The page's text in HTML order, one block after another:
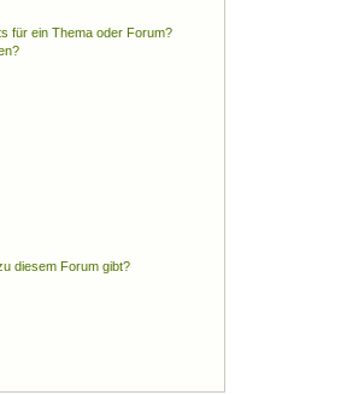
für ein Thema oder Forum?
diesem Forum gibt?